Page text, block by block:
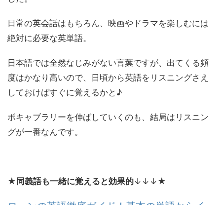
日常の英会話はもちろん、映画やドラマを楽しむには
絶対に必要な英単語。
日本語では全然なじみがない言葉ですが、出てくる頻
度はかなり高いので、日頃から英語をリスニングさえ
しておけばすぐに覚えるかと♪
ボキャブラリーを伸ばしていくのも、結局はリスニン
グが一番なんです。
★ 同義語も一緒に覚えると効果的↓↓↓★